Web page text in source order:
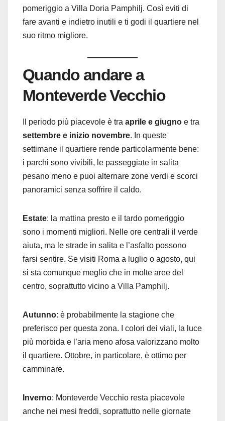
pomeriggio a Villa Doria Pamphilj. Così eviti di
fare avanti e indietro inutili e ti godi il quartiere nel
suo ritmo migliore.
Quando andare a
Monteverde Vecchio
Il periodo più piacevole è tra aprile e giugno e tra
settembre e inizio novembre. In queste
settimane il quartiere rende particolarmente bene:
i parchi sono vivibili, le passeggiate in salita
pesano meno e puoi alternare zone verdi e scorci
panoramici senza soffrire il caldo.
Estate: la mattina presto e il tardo pomeriggio
sono i momenti migliori. Nelle ore centrali il verde
aiuta, ma le strade in salita e l’asfalto possono
farsi sentire. Se visiti Roma a luglio o agosto, qui
si sta comunque meglio che in molte aree del
centro, soprattutto vicino a Villa Pamphilj.
Autunno: è probabilmente la stagione che
preferisco per questa zona. I colori dei viali, la luce
più morbida e l’aria meno afosa valorizzano molto
il quartiere. Ottobre, in particolare, è ottimo per
camminare.
Inverno: Monteverde Vecchio resta piacevole
anche nei mesi freddi, soprattutto nelle giornate